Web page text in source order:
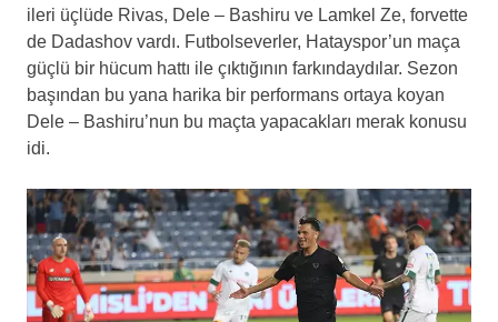
ileri üçlüde Rivas, Dele – Bashiru ve Lamkel Ze, forvette
de Dadashov vardı. Futbolseverler, Hatayspor’un maça
güçlü bir hücum hattı ile çıktığının farkındaydılar. Sezon
başından bu yana harika bir performans ortaya koyan
Dele – Bashiru’nun bu maçta yapacakları merak konusu
idi.